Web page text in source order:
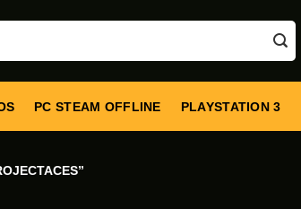
PC STEAM OFFLINE PLAYSTATION 3